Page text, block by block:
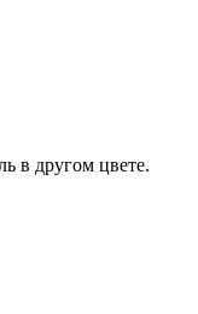
в другом цвете.